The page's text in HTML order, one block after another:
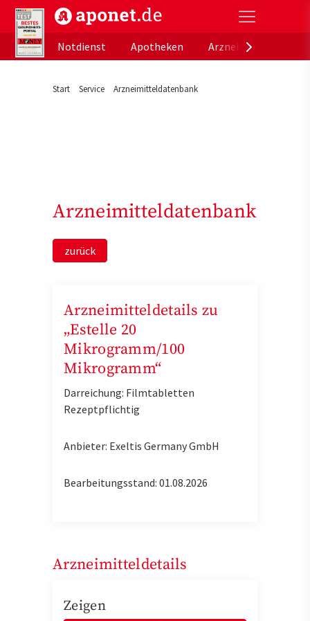
aponet.de - Das offizielle Gesundheitsportal der
Notdienst
Apotheken
Start Service Arzneimitteldatenbank
Arzneimitteldatenbank
zurück
Arzneimitteldetails zu
„Estelle 20
Mikrogramm/100
Mikrogramm“
Darreichung: Filmtabletten
Rezeptpflichtig
Anbieter: Exeltis Germany GmbH
Bearbeitungsstand: 01.08.2026
Arzneimitteldetails
Zeigen